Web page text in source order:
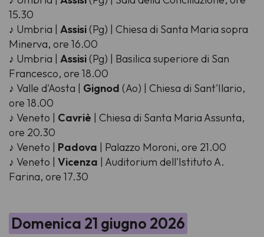
15.30
♪ Umbria | Assisi(Pg) | Chiesa di Santa Maria sopra
Minerva, ore 16.00
♪ Umbria | Assisi(Pg) | Basilica superiore di San
Francesco, ore 18.00
♪ Valle d'Aosta | Gignod (Ao) | Chiesa di Sant'Ilario,
ore 18.00
♪ Veneto | Cavriè | Chiesa di Santa Maria Assunta,
ore 20.30
♪ Veneto | Padova | Palazzo Moroni, ore 21.00
♪ Veneto | Vicenza | Auditorium dell'Istituto A.
Farina, ore 17.30
Domenica 21 giugno 2026